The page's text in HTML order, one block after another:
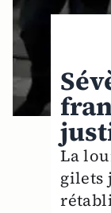
La
gilets